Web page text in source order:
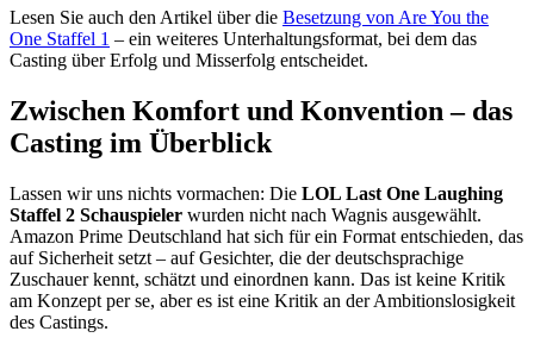
Lesen Sie auch den Artikel über die Besetzung von Are You the
One Staffel 1 – ein weiteres Unterhaltungsformat, bei dem das
Casting über Erfolg und Misserfolg entscheidet.
Zwischen Komfort und Konvention – das
Casting im Überblick
Lassen wir uns nichts vormachen: Die LOL Last One Laughing
Staffel 2 Schauspieler wurden nicht nach Wagnis ausgewählt.
Amazon Prime Deutschland hat sich für ein Format entschieden, das
auf Sicherheit setzt – auf Gesichter, die der deutschsprachige
Zuschauer kennt, schätzt und einordnen kann. Das ist keine Kritik
am Konzept per se, aber es ist eine Kritik an der Ambitionslosigkeit
des Castings.